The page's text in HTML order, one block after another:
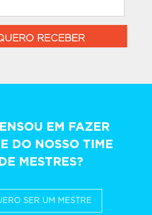
RECEBER
EM FAZER
DO NOSSO TIME
DE MESTRES?
SER UM MESTRE